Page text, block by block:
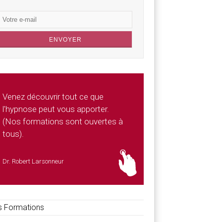
Venez découvrir tout ce que
l'hypnose peut vous apporter.
(Nos formations sont ouvertes à
tous).
Dr. Robert Larsonneur
Formations